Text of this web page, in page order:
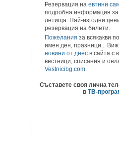
Резервация на евтини
подробна информация за
летища. Най-изгодни
резервация на билети.
Пожелания за всякакви
имен ден, празници...
новини от днес в сайта с
вестници, списания и
Vestnicibg.com.
Съставете своя лична
в ТВ-